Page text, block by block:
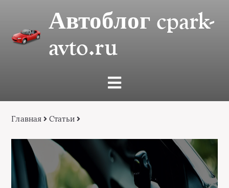
Автоблог cpark-
avto.ru
Главная Статьи